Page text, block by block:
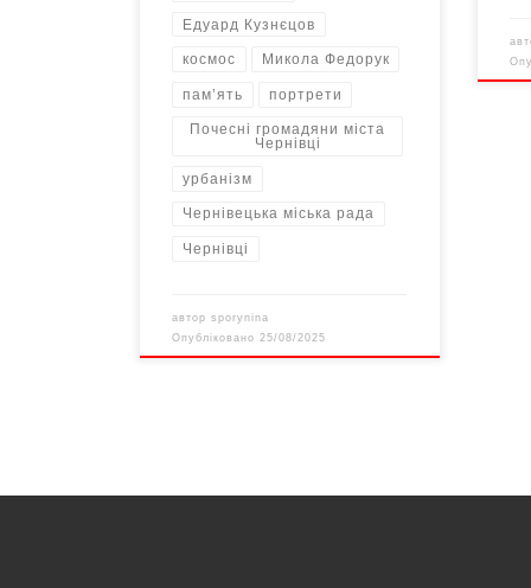
Едуард Кузнєцов
космос Микола Федорук
пам’ять портрети
Почесні громадяни міста
Чернівці
урбанізм
Чернівецька міська рада
Чернівці
авторsporynina
Опубліковано 25/08/2025